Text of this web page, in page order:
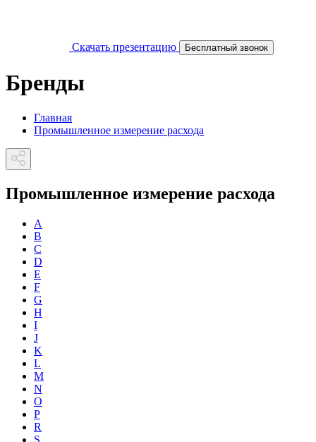
Скачать презентацию Бесплатный звонок
Бренды
Главная
Промышленное измерение расхода
Промышленное измерение расхода
A
B
C
D
E
F
G
H
I
J
K
L
M
N
O
P
R
S